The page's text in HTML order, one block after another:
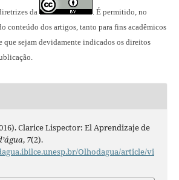
da
É permitido, no
conteúdo dos artigos, tanto para fins acadêmicos
que sejam devidamente indicados os direitos
Clarice Lispector: El Aprendizaje de
, 7(2).
Olhodagua/article/vi